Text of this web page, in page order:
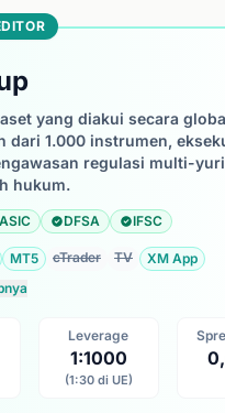
yang diakui secara
dari 1.000 instrumen,
regulasi multi-
hukum.
ASIC DFSA IFSC
MT5 cTrader TV
XM App
Leverage
1:1000
(1:30 di UE)